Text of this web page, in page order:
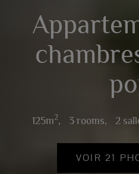
125m2, 3 rooms, 2
VOIR 21